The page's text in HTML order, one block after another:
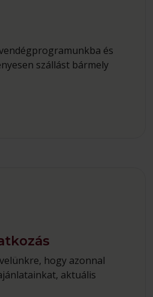
és
szállást bármely
hogy azonnal
aktuális